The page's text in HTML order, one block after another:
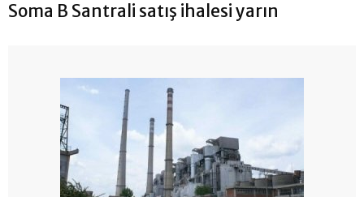
Soma B Santrali satış ihalesi yarın